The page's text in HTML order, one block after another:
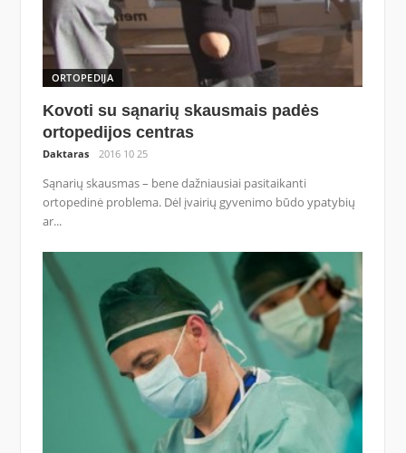
ORTOPEDIJA
Kovoti su sąnarių skausmais padės
ortopedijos centras
Daktaras 2016 10 25
Sąnarių skausmas – bene dažniausiai pasitaikanti
ortopedinė problema. Dėl įvairių gyvenimo būdo ypatybių
ar...